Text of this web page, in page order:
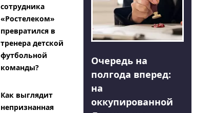
сотрудника
«Ростелеком»
превратился в
тренера детской
футбольной
команды?
Как выглядит
непризнанная
Очередь на
полгода вперед:
на
оккупированной